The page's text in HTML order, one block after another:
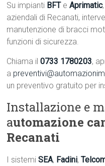
Su impianti BFT eAprimatic
aziendali di Recanati,
manutenzione di bracci
funzioni di sicurezza.
Chiama il0733 1780203,
a
un preventivo gratuito per
Installazione e
automazione
Recanati
I sistemiSEA, Fadini,